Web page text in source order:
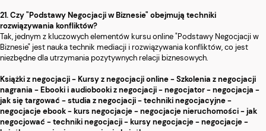
21. Czy "Podstawy Negocjacji w Biznesie" obejmują techniki
rozwiązywania konfliktów?
Tak, jednym z kluczowych elementów kursu online "Podstawy Negocjacji w
Biznesie" jest nauka technik mediacji i rozwiązywania konfliktów, co jest
niezbędne dla utrzymania pozytywnych relacji biznesowych.
Książki z negocjacji - Kursy z negocjacji online - Szkolenia z negocjacji
nagrania - Ebooki i audiobooki z negocjacji - negocjator - negocjacja -
jak się targować - studia z negocjacji - techniki negocjacyjne -
negocjacje ebook - kurs negocjacje - negocjacje nieruchomości - jak
negocjować - techniki negocjacji - kursy negocjacje - negocjacje -